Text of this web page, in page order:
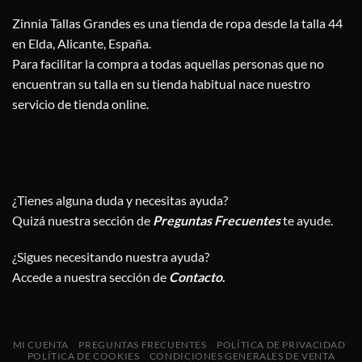
Zinnia Tallas Grandes es una tienda de ropa desde la talla 44
en Elda, Alicante, España.
Para facilitar la compra a todas aquellas personas que no
encuentran su talla en su tienda habitual nace nuestro
servicio de tienda online.
¿Tienes alguna duda y necesitas ayuda?
Quizá nuestra sección de Preguntas Frecuenteste ayude.
¿Sigues necesitando nuestra ayuda?
Accede a nuestra sección de Contacto.
MI CUENTA PREGUNTAS FRECUENTES
POLÍTICA DE PRIVACIDAD
POLÍTICA DE COOKIES
CONDICIONES GENERALES DE VENTA